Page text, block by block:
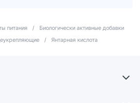
питания /
Биологически активные добавки
/ Янтарная кислота